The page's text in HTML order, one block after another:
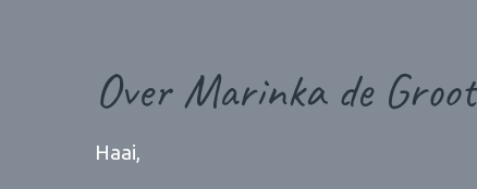
Over Marinka de Groot
Haai,